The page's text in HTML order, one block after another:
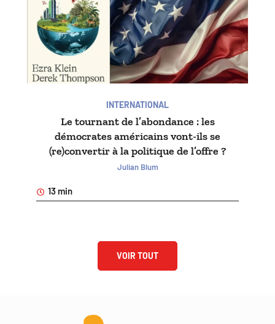
INTERNATIONAL
Le tournant de l’abondance : les
démocrates américains vont-ils se
(re)convertir à la politique de l’offre ?
Julian Blum
13 min
VOIR TOUT